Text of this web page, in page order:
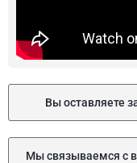
Вы оставляете
Мы связываемся с